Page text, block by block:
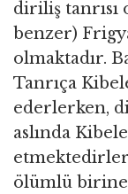
diriliş tanrısı
benzer)
olmaktadır.
Tanrıça
ederlerken,
aslında
ölümlü birine